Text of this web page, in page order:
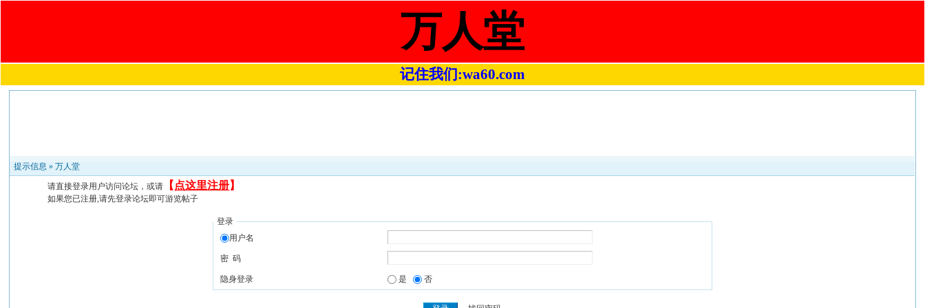
万人堂
记住我们:wa60.com
提示信息 »万人堂
请直接登录用户访问论坛，或请 【 点这里注册】
如果您已注册,请先登录论坛即可游览帖子
登录
用户名
密 码
隐身登录 是 否